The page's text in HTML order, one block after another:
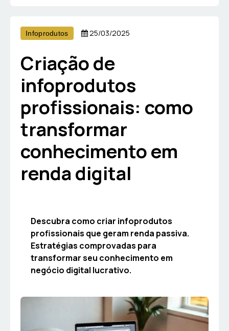
Infoprodutos 25/03/2025
Criação de
infoprodutos
profissionais: como
transformar
conhecimento em
renda digital
Descubra como criar infoprodutos
profissionais que geram renda passiva.
Estratégias comprovadas para
transformar seu conhecimento em
negócio digital lucrativo.